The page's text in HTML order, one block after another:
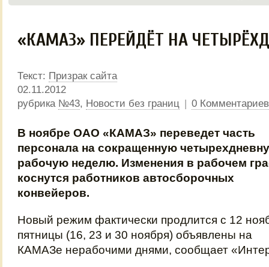
«КАМАЗ» ПЕРЕЙДЁТ НА
Текст: Призрак сайта
02.11.2012
рубрика №43, Новости без границ | 0 Комментариев
В ноябре ОАО «КАМАЗ» переведет часть
персонала на сокращенную
рабочую неделю. Изменения в рабочем
коснутся работников автосборочных
конвейеров.
Новый режим фактически продлится с 12
пятницы (16, 23 и 30 ноября) объявлены на
КАМАЗе нерабочими днями, сообщает